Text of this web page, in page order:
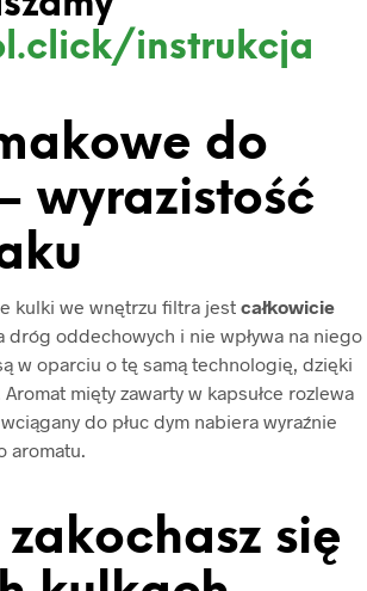
instrukcja
do
wyrazistość
kulki we wnętrzu filtra jest całkowicie
dróg oddechowych i nie wpływa na niego
w oparciu o tę samą technologię, dzięki
Aromat mięty zawarty w kapsułce rozlewa
do płuc dym nabiera wyraźnie
aromatu.
się